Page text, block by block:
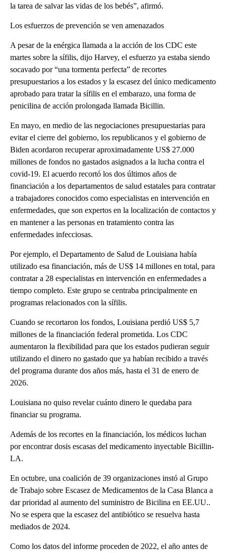
la tarea de salvar las vidas de los bebés”, afirmó.
Los esfuerzos de prevención se ven amenazados
A pesar de la enérgica llamada a la acción de los CDC este
martes sobre la sífilis, dijo Harvey, el esfuerzo ya estaba siendo
socavado por “una tormenta perfecta” de recortes
presupuestarios a los estados y la escasez del único medicamento
aprobado para tratar la sífilis en el embarazo, una forma de
penicilina de acción prolongada llamada Bicillin.
En mayo, en medio de las negociaciones presupuestarias para
evitar el cierre del gobierno, los republicanos y el gobierno de
Biden acordaron recuperar aproximadamente US$ 27.000
millones de fondos no gastados asignados a la lucha contra el
covid-19. El acuerdo recortó los dos últimos años de
financiación a los departamentos de salud estatales para contratar
a trabajadores conocidos como especialistas en intervención en
enfermedades, que son expertos en la localización de contactos y
en mantener a las personas en tratamiento contra las
enfermedades infecciosas.
Por ejemplo, el Departamento de Salud de Louisiana había
utilizado esa financiación, más de US$ 14 millones en total, para
contratar a 28 especialistas en intervención en enfermedades a
tiempo completo. Este grupo se centraba principalmente en
programas relacionados con la sífilis.
Cuando se recortaron los fondos, Louisiana perdió US$ 5,7
millones de la financiación federal prometida. Los CDC
aumentaron la flexibilidad para que los estados pudieran seguir
utilizando el dinero no gastado que ya habían recibido a través
del programa durante dos años más, hasta el 31 de enero de
2026.
Louisiana no quiso revelar cuánto dinero le quedaba para
financiar su programa.
Además de los recortes en la financiación, los médicos luchan
por encontrar dosis escasas del medicamento inyectable Bicillin-
LA.
En octubre, una coalición de 39 organizaciones instó al Grupo
de Trabajo sobre Escasez de Medicamentos de la Casa Blanca a
dar prioridad al aumento del suministro de Bicilina en EE.UU..
No se espera que la escasez del antibiótico se resuelva hasta
mediados de 2024.
Como los datos del informe proceden de 2022, el año antes de